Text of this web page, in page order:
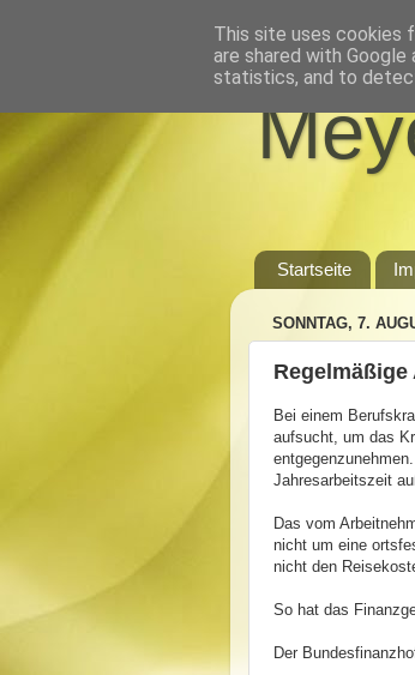
Startseite
SONNTAG, 7.
Bei einem
aufsucht, um das
Jahresarbeitszeit
Das vom
nicht um eine
nicht den
So hat das
Der
This site uses cookies
are shared with
statistics, and to